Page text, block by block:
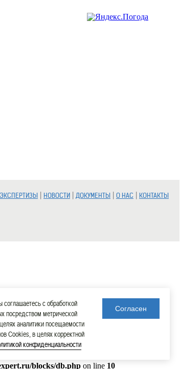
ЭКСПЕРТИЗЫ | НОВОСТИ | ДОКУМЕНТЫ | О НАС | КОНТАКТЫ
blocks/db.php on line 10
с обработкой
посредством метрической
аналитики посещаемости
Cookies, в целях корректной
конфиденциальности
Согласен